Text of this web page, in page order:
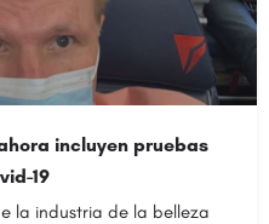
incluyen pruebas
19
la industria de la belleza